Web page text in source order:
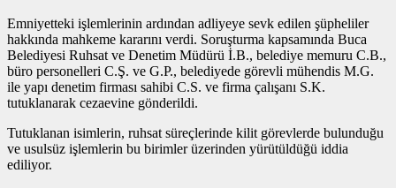
Emniyetteki işlemlerinin ardından adliyeye sevk edilen şüpheliler
hakkında mahkeme kararını verdi. Soruşturma kapsamında Buca
Belediyesi Ruhsat ve Denetim Müdürü İ.B., belediye memuru C.B.,
büro personelleri C.Ş. ve G.P., belediyede görevli mühendis M.G.
ile yapı denetim firması sahibi C.S. ve firma çalışanı S.K.
tutuklanarak cezaevine gönderildi.
Tutuklanan isimlerin, ruhsat süreçlerinde kilit görevlerde bulunduğu
ve usulsüz işlemlerin bu birimler üzerinden yürütüldüğü iddia
ediliyor.